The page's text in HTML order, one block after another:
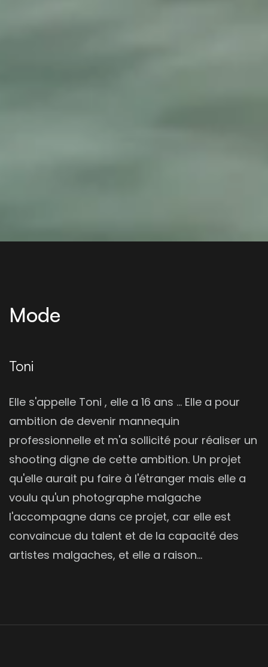
Mode
Toni
Elle s'appelle Toni , elle a 16 ans ... Elle a pour
ambition de devenir mannequin
professionnelle et m'a sollicité pour réaliser un
shooting digne de cette ambition. Un projet
qu'elle aurait pu faire à l'étranger mais elle a
voulu qu'un photographe malgache
l'accompagne dans ce projet, car elle est
convaincue du talent et de la capacité des
artistes malgaches, et elle a raison...